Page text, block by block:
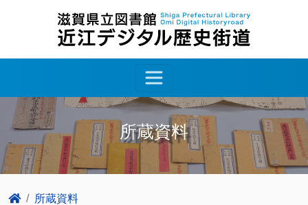
所蔵資料
所蔵資料